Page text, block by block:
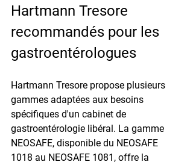
Hartmann Tresore
recommandés pour les
gastroentérologues
Hartmann Tresore propose plusieurs
gammes adaptées aux besoins
spécifiques d'un cabinet de
gastroentérologie libéral. La gamme
NEOSAFE, disponible du NEOSAFE
1018 au NEOSAFE 1081, offre la